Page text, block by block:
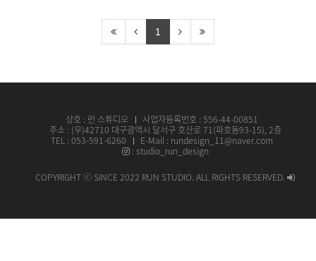
1
상호 : 런 스튜디오
사업자등록번호 : 556-44-00851
주소 : (우)42710 대구광역시 달서구 호산로 71(파호동93-15), 2층
TEL : 053-591-6260
E-Mail : rundesign_11@naver.com
: studio_run_design
COPYRIGHT ⓒ SINCE 2022 RUN STUDIO. ALL RIGHTS RESERVED.